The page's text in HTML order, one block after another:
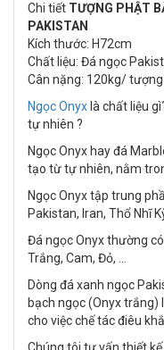
Chi tiết TƯỢNG PHẬT
PAKISTAN
Kích thước: H72cm
Chất liệu: Đá ngọc
Cân nặng: 120kg/ tượng
Ngọc Onyx là chất liệu
tự nhiên ?
Ngọc Onyx hay đá
tạo từ tự nhiên, nằm
Ngọc Onyx tập trung
Pakistan, Iran, Thổ Nhĩ
Đá ngọc Onyx thường
Trắng, Cam, Đỏ, ...
Dòng đá xanh ngọc
bạch ngọc (Onyx
cho việc chế tác điêu